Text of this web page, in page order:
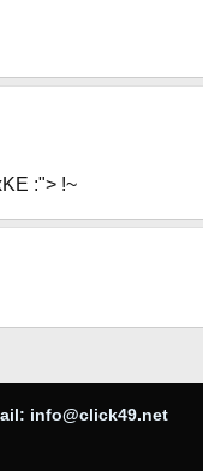
:"> !~
info@click49.net